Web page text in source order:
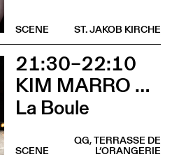
ST. JAKOB KIRCHE
SCENE
21:30–22:10
KIM MARRO & LIAM LELARGE
La Boule
QG, TERRASSE DE
L’ORANGERIE
SCENE